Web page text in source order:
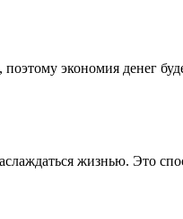
экономия денег
жизнью. Это